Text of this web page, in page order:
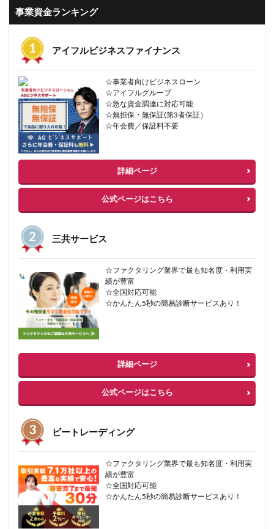
事業資金ランキング
アイフルビジネスファイナンス
☆事業者向けビジネスローン
☆アイフルグループ
☆急な資金調達に対応可能
☆無担保・無保証(第3者保証）
☆年会費／保証料不要
詳細ページ
公式ページはこちら
三共サービス
☆ファクタリング業界で最も知名度・利用実
績が豊富
☆全国対応可能
☆かんたん5秒の簡易診断サービスあり！
詳細ページ
公式ページはこちら
ビートレーディング
☆ファクタリング業界で最も知名度・利用実
績が豊富
☆全国対応可能
☆かんたん5秒の簡易診断サービスあり！